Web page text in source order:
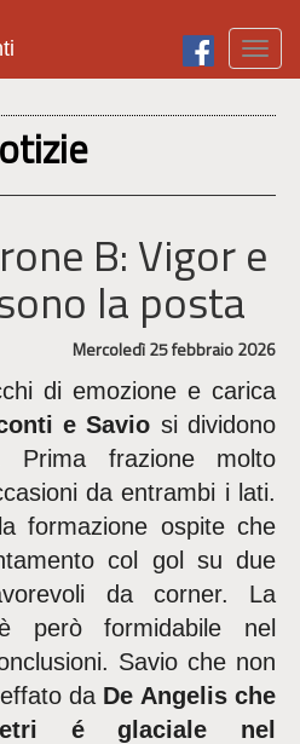
B: Vigor e
la posta
Mercoledì 25 febbraio 2026
di emozione e carica
e Savio si dividono
frazione molto
da entrambi i lati.
formazione ospite che
col gol su due
da corner. La
però formidabile nel
Savio che non
da De Angelis che
é glaciale nel